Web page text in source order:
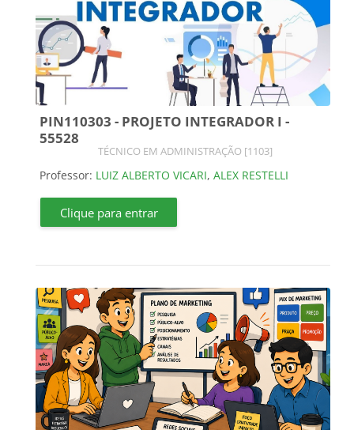
PIN110303 - PROJETO INTEGRADOR I -
55528
Categoria do curso
TÉCNICO EM ADMINISTRAÇÃO [1103]
Professor: LUIZ ALBERTO VICARI, ALEX RESTELLI
Clique para entrar